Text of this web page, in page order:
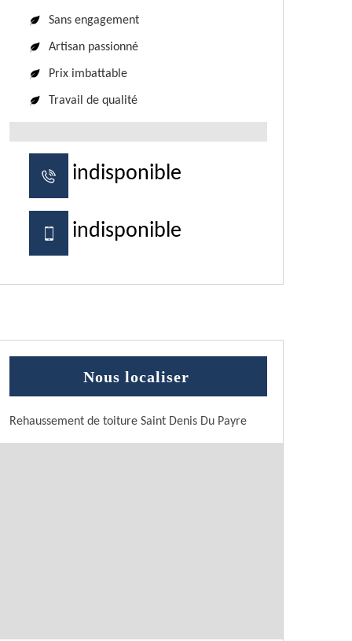
Sans engagement
Artisan passionné
Prix imbattable
Travail de qualité
indisponible
indisponible
Nous localiser
Rehaussement de toiture Saint Denis Du Payre